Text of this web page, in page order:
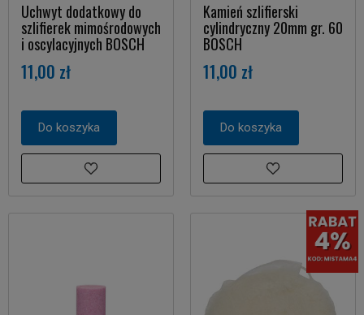
Uchwyt dodatkowy do
szlifierek mimośrodowych
i oscylacyjnych BOSCH
11,00 zł
Do koszyka
Kamień szlifierski
cylindryczny 20mm gr. 60
BOSCH
11,00 zł
Do koszyka